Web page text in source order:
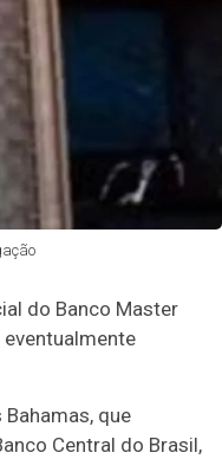
do Banco Master
que
Central do Brasil,